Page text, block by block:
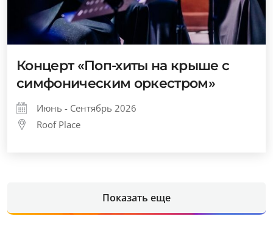
Концерт «Поп-хиты на крыше с
симфоническим оркестром»
Июнь - Сентябрь 2026
Roof Place
Показать еще